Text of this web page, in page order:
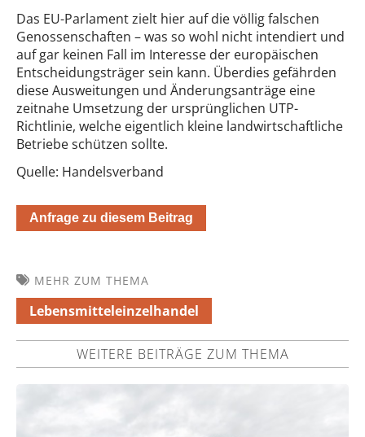
Das EU-Parlament zielt hier auf die völlig falschen
Genossenschaften – was so wohl nicht intendiert und
auf gar keinen Fall im Interesse der europäischen
Entscheidungsträger sein kann. Überdies gefährden
diese Ausweitungen und Änderungsanträge eine
zeitnahe Umsetzung der ursprünglichen UTP-
Richtlinie, welche eigentlich kleine landwirtschaftliche
Betriebe schützen sollte.
Quelle: Handelsverband
Anfrage zu diesem Beitrag
MEHR ZUM THEMA
Lebensmitteleinzelhandel
WEITERE BEITRÄGE ZUM THEMA